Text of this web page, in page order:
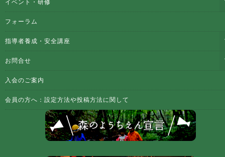
イベント・研修
フォーラム
指導者養成・安全講座
お問合せ
入会のご案内
会員の方へ：設定方法や投稿方法に関して